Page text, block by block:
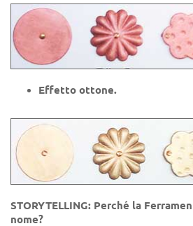
Effetto ottone.
STORYTELLING: Perché la
nome?